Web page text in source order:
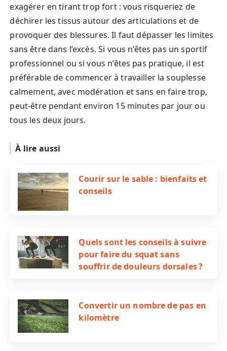
exagérer en tirant trop fort : vous risqueriez de
déchirer les tissus autour des articulations et de
provoquer des blessures. Il faut dépasser les limites
sans être dans l’excès. Si vous n’êtes pas un sportif
professionnel ou si vous n’êtes pas pratique, il est
préférable de commencer à travailler la souplesse
calmement, avec modération et sans en faire trop,
peut-être pendant environ 15 minutes par jour ou
tous les deux jours.
À lire aussi
Courir sur le sable : bienfaits et
conseils
Quels sont les conseils à suivre
pour faire du squat sans
souffrir de douleurs dorsales ?
Convertir un nombre de pas en
kilomètre